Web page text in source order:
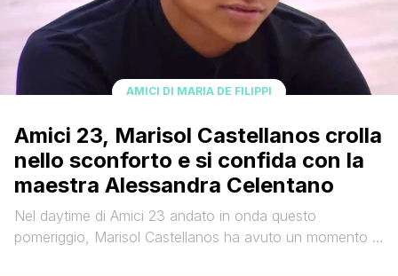
AMICI DI MARIA DE FILIPPI
Amici 23, Marisol Castellanos crolla
nello sconforto e si confida con la
maestra Alessandra Celentano
Nel daytime di Amici 23 andato in onda questo
pomeriggio, Marisol Castellanos ha avuto un momento di